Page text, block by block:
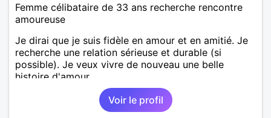
Femme célibataire de 33 ans recherche rencontre
amoureuse
Je dirai que je suis fidèle en amour et en amitié. Je
recherche une relation sérieuse et durable (si
possible). Je veux vivre de nouveau une belle
histoire d'amour.
Voir le profil